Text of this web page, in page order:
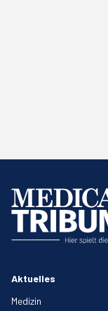
Aktuelles
Medizin